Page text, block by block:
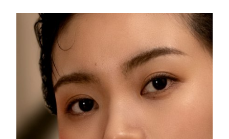
Filippine
Polonia Consegna stimata 8/10/26
Portogallo Consegna stimata 8/9/26
Portorico Consegna stimata
Qatar Consegna stimata
Riunione